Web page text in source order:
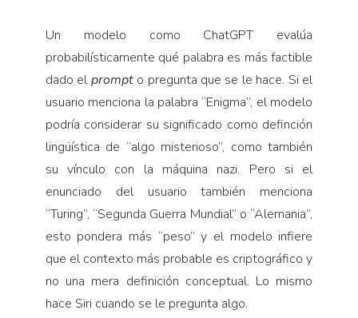
Un modelo como ChatGPT evalúa
probabilísticamente qué palabra es más factible
dado el prompto pregunta que se le hace. Si el
usuario menciona la palabra “Enigma”, el modelo
podría considerar su significado como definción
lingüística de “algo misterioso”, como también
su vínculo con la máquina nazi. Pero si el
enunciado del usuario también menciona
“Turing”, “Segunda Guerra Mundial” o “Alemania”,
esto pondera más “peso” y el modelo infiere
que el contexto más probable es criptográfico y
no una mera definición conceptual. Lo mismo
hace Siri cuando se le pregunta algo.